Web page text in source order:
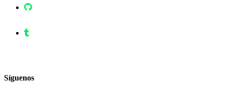
Síguenos